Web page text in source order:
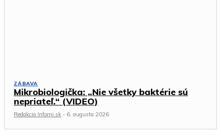
ZÁBAVA
Mikrobiologička: „Nie všetky baktérie sú
nepriateľ.“ (VIDEO)
Redakcia Infomi.sk - 6. augusta 2026